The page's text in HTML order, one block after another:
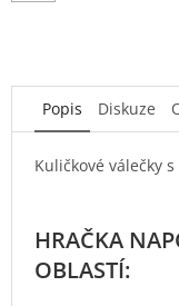
Popis Diskuze
Kuličkové válečky